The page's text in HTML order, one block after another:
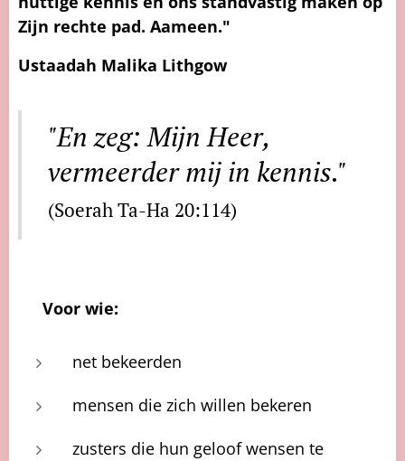
Zijn rechte pad. Aameen."
Ustaadah Malika Lithgow
"En zeg: Mijn Heer,
vermeerder mij in kennis."
(Soerah Ta-Ha 20:114)
Voor wie:
net bekeerden
mensen die zich willen bekeren
zusters die hun geloof wensen te